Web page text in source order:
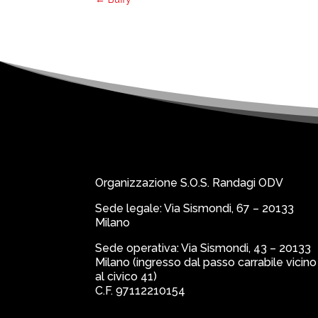
Organizzazione S.O.S. Randagi ODV
Sede legale: Via Sismondi, 67 – 20133
Milano
Sede operativa: Via Sismondi, 43 – 20133
Milano (ingresso dal passo carrabile vicino
al civico 41)
C.F. 97112210154